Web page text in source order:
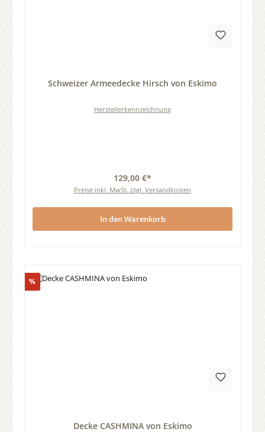
Schweizer Armeedecke Hirsch von Eskimo
Herstellerkennzeichnung
129,00 €*
Preise inkl. MwSt. zzgl. Versandkosten
In den Warenkorb
%Rabatt
Decke CASHMINA von Eskimo